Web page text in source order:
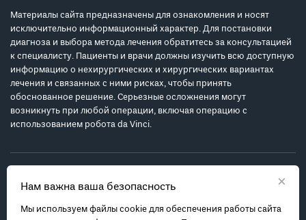
×
Нам важна ваша безопасность
Мы используем файлы cookie для обеспечения работы сайта
Материалы сайта предназначены для ознакомления и носят
исключительно информационный характер. Для постановки
диагноза и выбора метода лечения обратитесь за консультацией
к специалисту. Пациенты и врачи должны изучить всю доступную
информацию о нехирургических и хирургических вариантах
лечения и связанных с ними рисках, чтобы принять
обоснованное решение. Серьезные осложнения могут
возникнуть при любой операции, включая операцию с
использованием робота da Vinci.
Политика обработки персональных данных